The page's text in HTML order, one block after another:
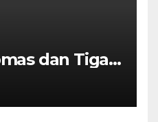
dan Tiga
Ungaran
Warga
Ronda